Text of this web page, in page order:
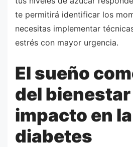
te permitirá identificar los
necesitas implementar
estrés con mayor urgencia.
El sueño
del bienestar
impacto en la
diabetes